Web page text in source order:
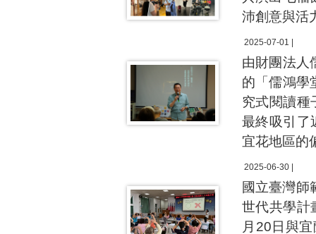
沛創意與活
2025-07-01 |
由財團法人
的「儒鴻學
究式閱讀種
最終吸引了
宜花地區的
2025-06-30 |
國立臺灣師
世代共學計
月20日與